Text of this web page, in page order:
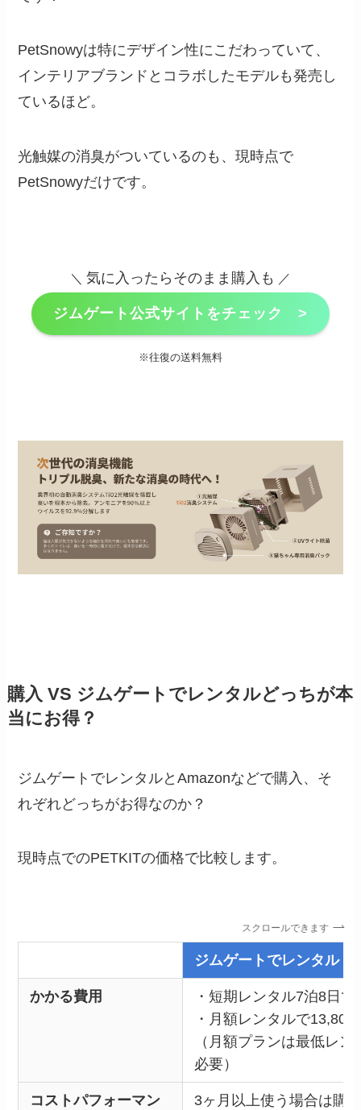
PetSnowyは特にデザイン性にこだわっていて、
インテリアブランドとコラボしたモデルも発売し
ているほど。
光触媒の消臭がついているのも、現時点で
PetSnowyだけです。
＼ 気に入ったらそのまま購入も ／
ジムゲート公式サイトをチェック >
※往復の送料無料
購入 VS ジムゲートでレンタルどっちが本
当にお得？
ジムゲートでレンタルとAmazonなどで購入、そ
れぞれどっちがお得なのか？
現時点でのPETKITの価格で比較します。
スクロールできます
ジムゲートでレンタル
かかる費用
・短期レンタル7泊8日で
・月額レンタルで13,800
（月額プランは最低レ
必要）
コストパフォーマン
3ヶ月以上使う場合は購